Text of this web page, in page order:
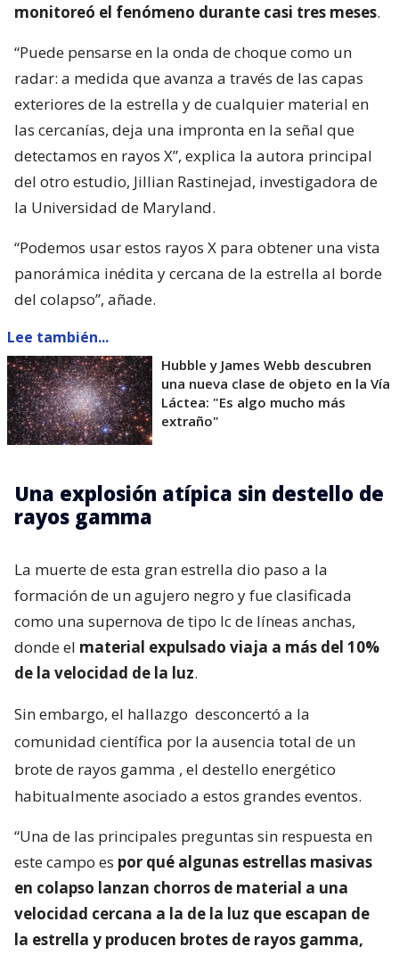
monitoreó el fenómeno durante casi tres meses.
“Puede pensarse en la onda de choque como un
radar: a medida que avanza a través de las capas
exteriores de la estrella y de cualquier material en
las cercanías, deja una impronta en la señal que
detectamos en rayos X”, explica la autora principal
del otro estudio, Jillian Rastinejad, investigadora de
la Universidad de Maryland.
“Podemos usar estos rayos X para obtener una vista
panorámica inédita y cercana de la estrella al borde
del colapso”, añade.
Lee también...
Hubble y James Webb descubren
una nueva clase de objeto en la Vía
Láctea: "Es algo mucho más
extraño"
Una explosión atípica sin destello de
rayos gamma
La muerte de esta gran estrella dio paso a la
formación de un agujero negro y fue clasificada
como una supernova de tipo Ic de líneas anchas,
donde el material expulsado viaja a más del 10%
de la velocidad de la luz.
Sin embargo, el hallazgo desconcertó a la
comunidad científica por la ausencia total de un
brote de rayos gamma , el destello energético
habitualmente asociado a estos grandes eventos.
“Una de las principales preguntas sin respuesta en
este campo es por qué algunas estrellas masivas
en colapso lanzan chorros de material a una
velocidad cercana a la de la luz que escapan de
la estrella y producen brotes de rayos gamma,